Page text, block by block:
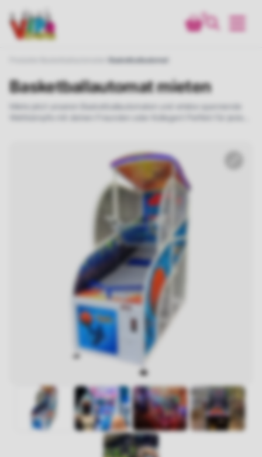
0
Basketballautomat
Basketballautomat mieten
Miete jetzt unseren Basketballautomaten und erlebe spannende
Wettkämpfe mit deinen Freunden oder Kollegen! Perfekt für jedes